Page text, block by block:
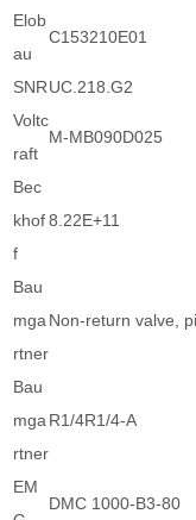
Elob
au
C153210E01
SNRUC.218.G2
Voltc
raft
M-MB090D025
Bec
khof
f
8.22E+11
Bau
mga
rtner
Non-return valve,
Bau
mga
rtner
R1/4R1/4-A
EM
DMC 1000-B3-80